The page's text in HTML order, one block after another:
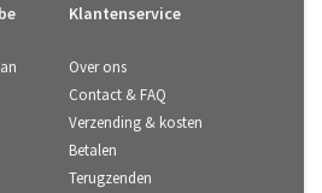
Klantenservice
Over ons
Contact & FAQ
Verzending & kosten
Betalen
Terugzenden